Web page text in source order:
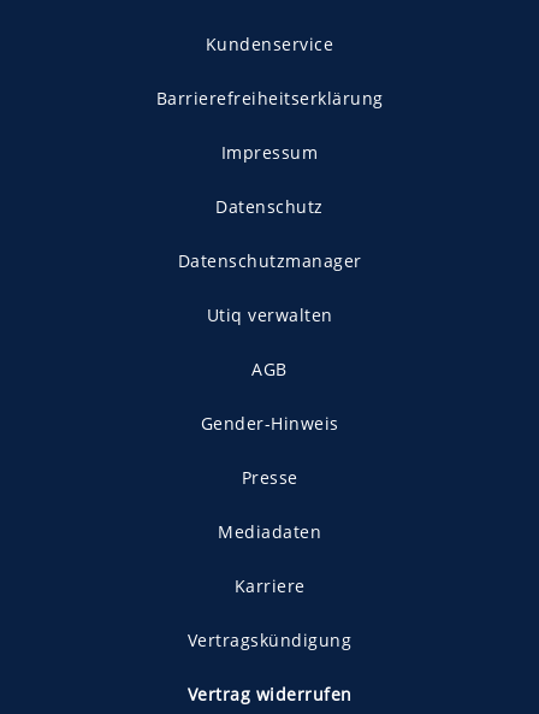
Kundenservice
Barrierefreiheitserklärung
Impressum
Datenschutz
Datenschutzmanager
Utiq verwalten
AGB
Gender-Hinweis
Presse
Mediadaten
Karriere
Vertragskündigung
Vertrag widerrufen